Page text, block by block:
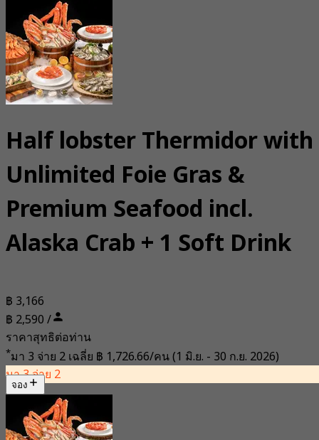
Half lobster Thermidor with
Unlimited Foie Gras &
Premium Seafood incl.
Alaska Crab + 1 Soft Drink
฿ 3,166
฿ 2,590 /
ราคาสุทธิต่อท่าน
*มา 3 จ่าย 2 เฉลี่ย ฿ 1,726.66/คน(1 มิ.ย. - 30 ก.ย. 2026)
มา 3 จ่าย 2
จอง